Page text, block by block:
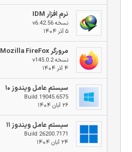
نرم افزار IDM
نسخه v6.42.56
۵ آذر ۱۴۰۴
مرورگر Mozilla FireFox
نسخه v145.0.2
۴ آذر ۱۴۰۴
سیستم عامل ویندوز ۱۰
Build 19045.6575
۲۶ آبان ۱۴۰۴
سیستم عامل ویندوز ۱۱
Build 26200.7171
۲۴ آبان ۱۴۰۴